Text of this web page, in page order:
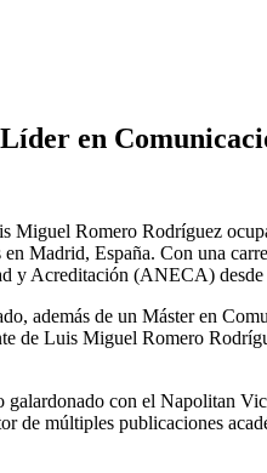
en
Romero Rodríguez
Madrid, España. Con una
y Acreditación (ANECA)
además de un Máster en
Luis Miguel Romero
con el Napolitan
múltiples publicaciones